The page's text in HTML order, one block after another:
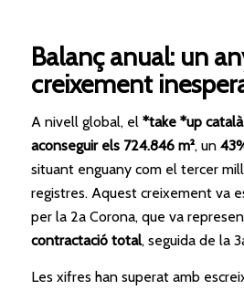
Balanç anual: un
creixement
A nivell global, el *take *up
aconseguir els 724.846 m², un
situant enguany com el tercer
registres. Aquest creixement va
per la 2a Corona, que va
contractació total, seguida de la
Les xifres han superat amb